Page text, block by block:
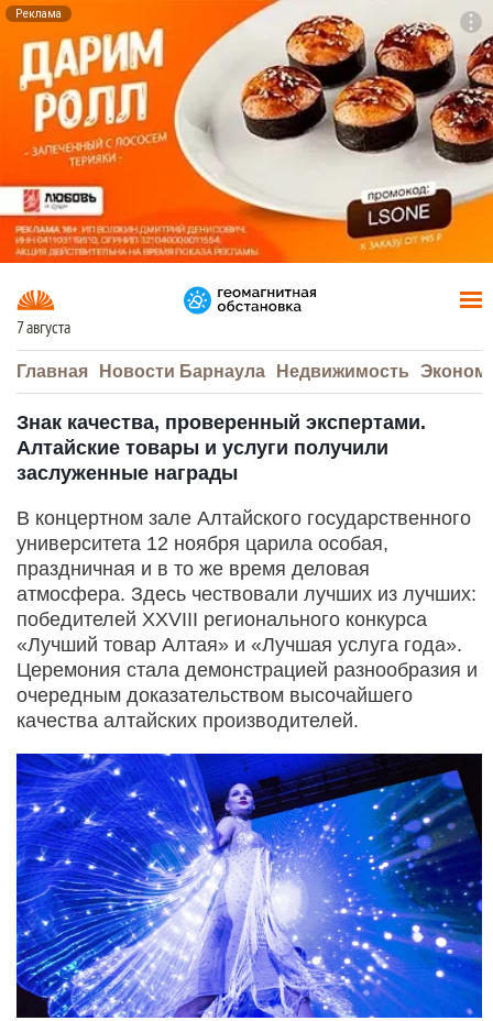
Реклама
7 августа
Главная Новости Барнаула Недвижимость
Знак качества, проверенный экспертами.
Алтайские товары и услуги получили
заслуженные награды
В концертном зале Алтайского государственного
университета 12 ноября царила особая,
праздничная и в то же время деловая
атмосфера. Здесь чествовали лучших из лучших:
победителей XXVIII регионального конкурса
«Лучший товар Алтая» и «Лучшая услуга года».
Церемония стала демонстрацией разнообразия и
очередным доказательством высочайшего
качества алтайских производителей.